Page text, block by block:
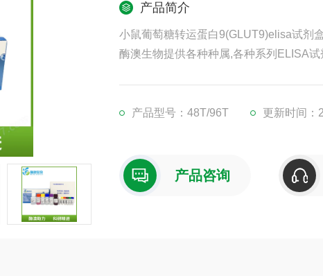
产品简介
小鼠葡萄糖转运蛋白9(GLUT9)elisa试剂
酶澳生物提供各种种属,各种系列ELISA
产品型号：48T/96T
更新时间：
产品咨询